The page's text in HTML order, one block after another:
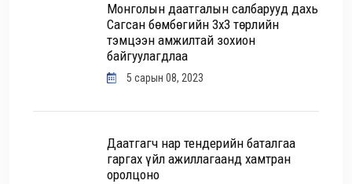
Монголын даатгалын салбарууд дахь
Сагсан бөмбөгийн 3х3 төрлийн
тэмцээн амжилтай зохион
байгуулагдлаа
5 сарын 08, 2023
Даатгагч нар тендерийн баталгаа
гаргах үйл ажиллагаанд хамтран
оролцоно